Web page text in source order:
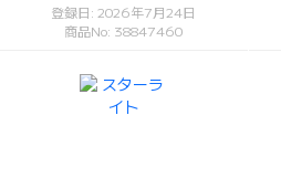
登録日: 2026年7月24日
商品No: 38847460